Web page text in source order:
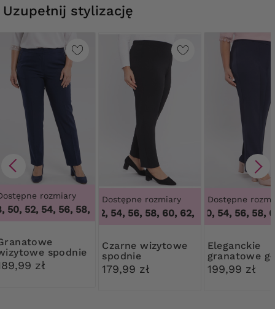
Uzupełnij stylizację
rozmiary
52, 54, 56, 58, 60, 62, 64, 46, 48, 50, 52, 54, 56, 58,
spodnie
kant zł
Dostępne rozmiary
50, 52, 54, 56, 58, 60, 62, 64 ,50, 52, 54,
Czarne wizytowe
spodnie
179,99 zł
Dostępne
48, 50, 54, 56, 58,
Eleganckie
granatowe
spodnie
199,99 zł